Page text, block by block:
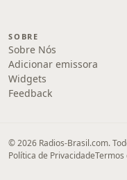
SOBRE
Sobre Nós
Adicionar emissora
Widgets
Feedback
© 2026 Radios-Brasil.com.
Política de PrivacidadeTermos